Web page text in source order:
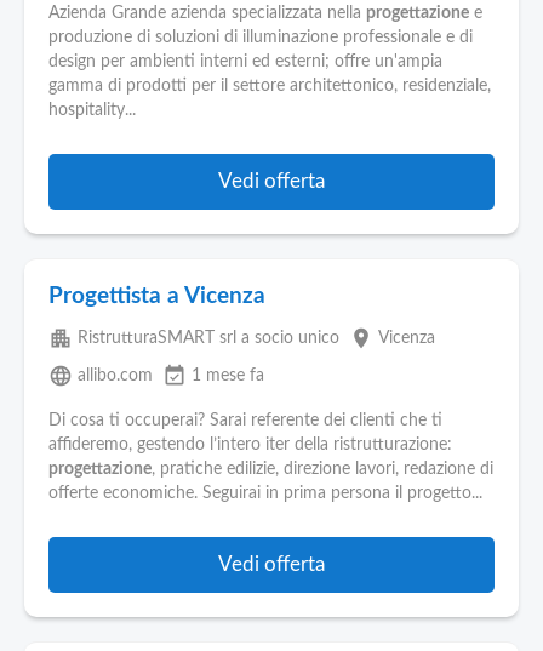
Azienda Grande azienda specializzata nella progettazione e
produzione di soluzioni di illuminazione professionale e di
design per ambienti interni ed esterni; offre un'ampia
gamma di prodotti per il settore architettonico, residenziale,
hospitality...
Vedi offerta
Progettista a Vicenza
apartment RistrutturaSMART srl a socio unico place Vicenza
language allibo.com event_available 1 mese fa
Di cosa ti occuperai? Sarai referente dei clienti che ti
affideremo, gestendo l’intero iter della ristrutturazione:
progettazione, pratiche edilizie, direzione lavori, redazione di
offerte economiche. Seguirai in prima persona il progetto...
Vedi offerta